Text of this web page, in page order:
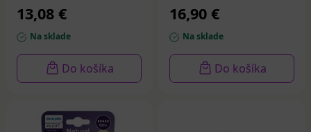
13,08 €
Na sklade
Do košíka
16,90 €
Na sklade
Do košíka